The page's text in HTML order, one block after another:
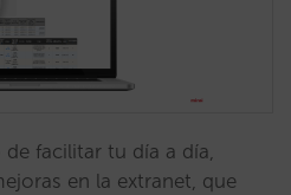
facilitar tu día a día,
en la extranet, que